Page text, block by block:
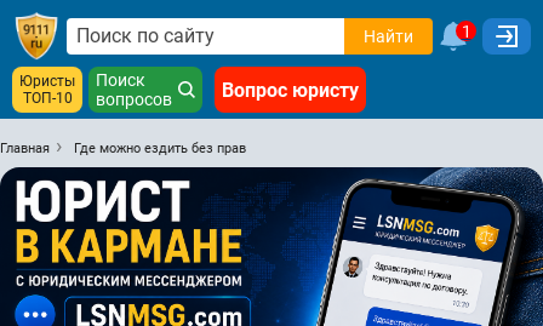
Найти 1
Юристы
ТОП-10
Поиск
вопросов
Вопрос юристу
Главная Где можно ездить без прав